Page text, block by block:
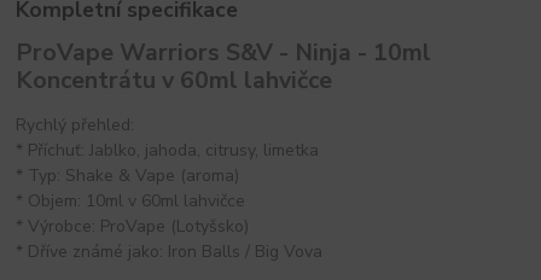
Kompletní specifikace
ProVape Warriors S&V - Ninja - 10ml
Koncentrátu v 60ml lahvičce
Rychlý přehled:
* Příchuť: Jablko, jahoda, citrusy, limetka
* Typ: Shake & Vape (aroma)
* Objem: 10ml v 60ml lahvičce
* Výrobce: ProVape (Lotyšsko)
* Dříve známé jako: Iron Balls / Big Vova